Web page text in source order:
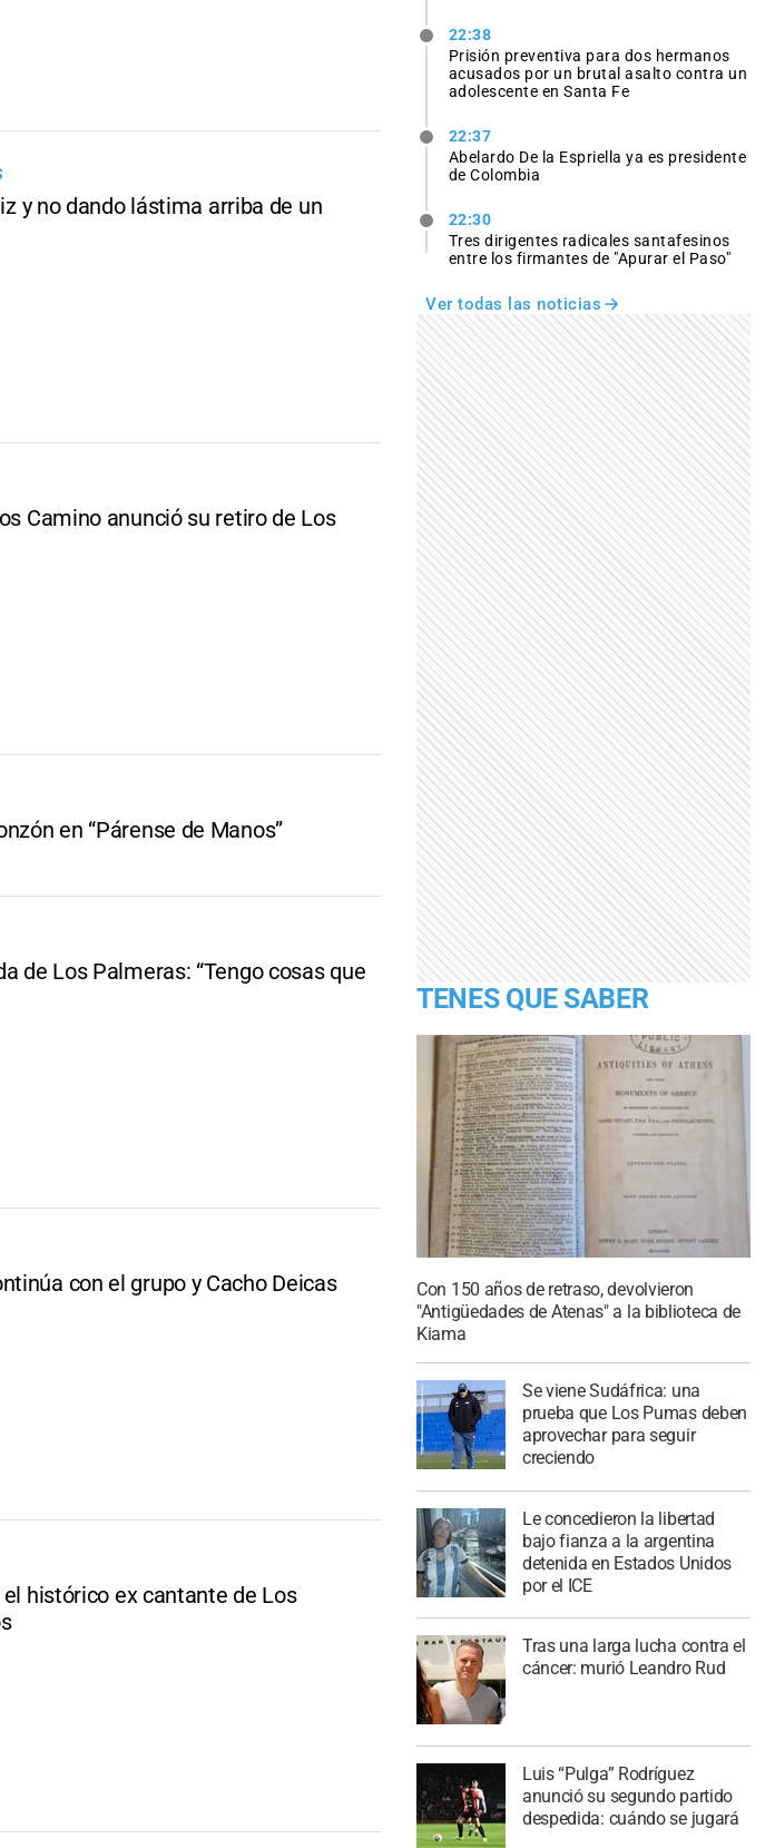
y no dando lástima arriba de un
Camino anunció su retiro de Los
en “Párense de Manos”
de Los Palmeras: “Tengo cosas que
con el grupo y Cacho Deicas
histórico ex cantante de Los
22:38
Prisión preventiva para dos hermanos
acusados por un brutal asalto contra un
adolescente en Santa Fe
22:37
Abelardo De la Espriella ya es presidente
de Colombia
22:30
Tres dirigentes radicales santafesinos
entre los firmantes de "Apurar el Paso"
Ver todas las noticias
TENES QUE SABER
Con 150 años de retraso, devolvieron
"Antigüedades de Atenas" a la biblioteca de
Kiama
Se viene Sudáfrica: una
prueba que Los Pumas deben
aprovechar para seguir
creciendo
Le concedieron la libertad
bajo fianza a la argentina
detenida en Estados Unidos
por el ICE
Tras una larga lucha contra el
cáncer: murió Leandro Rud
Luis “Pulga” Rodríguez
anunció su segundo partido
despedida: cuándo se jugará